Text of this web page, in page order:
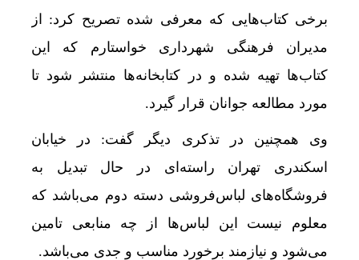
برخی کتاب‌هایی که معرفی شده تصریح کرد: از
مدیران فرهنگی شهرداری خواستارم که این
کتاب‌ها تهیه شده و در کتابخانه‌ها منتشر شود تا
مورد مطالعه جوانان قرار گیرد.
وی همچنین در تذکری دیگر گفت: در خیابان
اسکندری تهران راسته‌ای در حال تبدیل به
فروشگاه‌های لباس‌فروشی دسته دوم می‌باشد که
معلوم نیست این لباس‌ها از چه منابعی تامین
می‌شود و نیازمند برخورد مناسب و جدی می‌باشد.